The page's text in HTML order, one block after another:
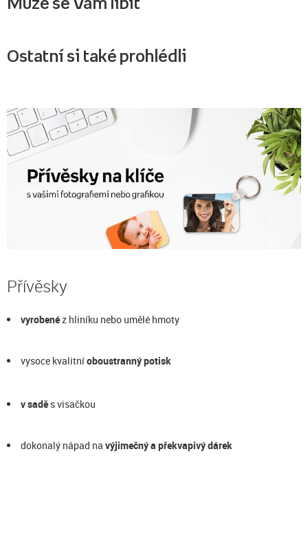
Ostatní si také prohlédli
Přívěsky
vyrobenéz hliníku nebo umělé hmoty
vysoce kvalitníoboustranný potisk
v sadě s visačkou
dokonalý nápad na výjimečný a překvapivý dárek